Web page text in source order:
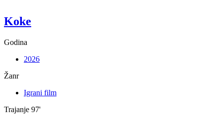
Koke
Godina
2026
Žanr
Igrani film
Trajanje 97'